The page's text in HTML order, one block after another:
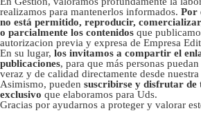
realizamos para mantenerlos informados. Por
no está permitido, reproducir,
o parcialmente los contenidos que
autorizacion previa y expresa de Empresa
En su lugar, los invitamos a compartir el
publicaciones, para que más personas
veraz y de calidad directamente desde
Asimismo, pueden suscribirse y disfrutar de
exclusivo que elaboramos para Uds.
Gracias por ayudarnos a proteger y valorar